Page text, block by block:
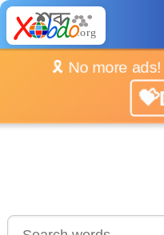
🎗️ No more